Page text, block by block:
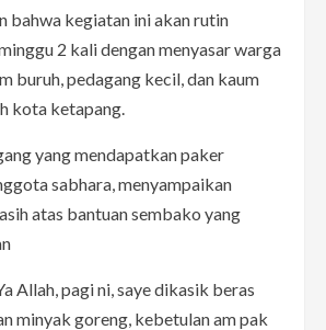
bahwa kegiatan ini akan rutin
2 kali dengan menyasar warga
buruh, pedagang kecil, dan kaum
kota ketapang.
yang mendapatkan paker
sabhara, menyampaikan
atas bantuan sembako yang
Allah, pagi ni, saye dikasik beras
minyak goreng, kebetulan am pak